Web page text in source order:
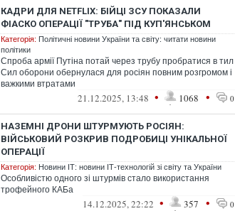
КАДРИ ДЛЯ NETFLIX: БІЙЦІ ЗСУ ПОКАЗАЛИ
ФІАСКО ОПЕРАЦІЇ "ТРУБА" ПІД КУП'ЯНСЬКОМ
Категорія: Політичні новини України та світу: читати новини
політики
Спроба армії Путіна потай через трубу пробратися в тил
Сил оборони обернулася для росіян повним розгромом і
важкими втратами
21.12.2025, 13:48 • 1068 • 0
НАЗЕМНІ ДРОНИ ШТУРМУЮТЬ РОСІЯН:
ВІЙСЬКОВИЙ РОЗКРИВ ПОДРОБИЦІ УНІКАЛЬНОЇ
ОПЕРАЦІЇ
Категорія: Новини ІТ: новини ІТ-технологій зі світу та України
Особливістю одного зі штурмів стало використання
трофейного КАБа
14.12.2025, 22:22 • 357 • 0